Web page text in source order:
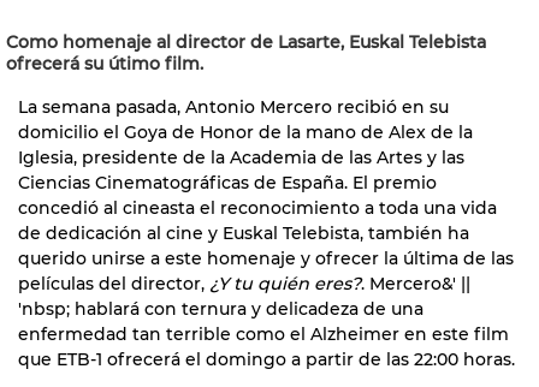
Como homenaje al director de Lasarte, Euskal Telebista
ofrecerá su útimo film.
La semana pasada, Antonio Mercero recibió en su
domicilio el Goya de Honor de la mano de Alex de la
Iglesia, presidente de la Academia de las Artes y las
Ciencias Cinematográficas de España. El premio
concedió al cineasta el reconocimiento a toda una vida
de dedicación al cine y Euskal Telebista, también ha
querido unirse a este homenaje y ofrecer la última de las
películas del director, ¿Y tu quién eres?. Mercero&' ||
'nbsp; hablará con ternura y delicadeza de una
enfermedad tan terrible como el Alzheimer en este film
que ETB-1 ofrecerá el domingo a partir de las 22:00 horas.